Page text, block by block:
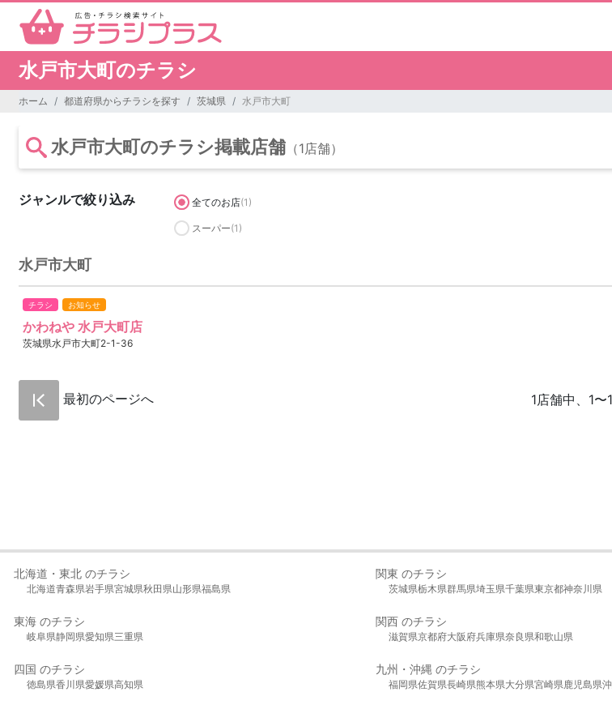
水戸市大町のチラシ
ホーム 都道府県からチラシを探す 茨城県 水戸市大町
水戸市大町のチラシ掲載店舗 （1店舗）
ジャンルで絞り込み 全てのお店(1)
スーパー(1)
水戸市大町
チラシ お知らせ
かわねや 水戸大町店
茨城県水戸市大町2-1-36
最初のページへ 1店舗中、1
北海道・東北 のチラシ
北海道青森県岩手県宮城県秋田県山形県福島県
関東 のチラシ
茨城県栃木県群馬県埼玉県千葉県東京都神奈川県
東海 のチラシ
岐阜県静岡県愛知県三重県
関西 のチラシ
滋賀県京都府大阪府兵庫県奈良県和歌山県
四国 のチラシ
徳島県香川県愛媛県高知県
九州・沖縄 のチラシ
福岡県佐賀県長崎県熊本県大分県宮崎県 鹿児島県